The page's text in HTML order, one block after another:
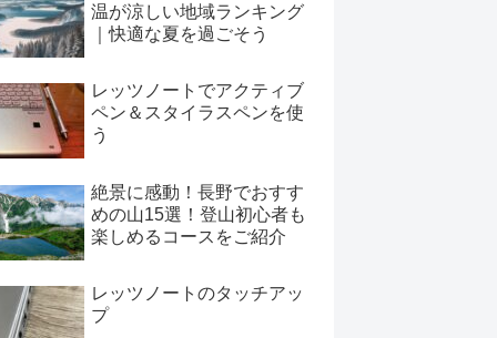
温が涼しい地域ランキング
｜快適な夏を過ごそう
レッツノートでアクティブ
ペン＆スタイラスペンを使
う
絶景に感動！長野でおすす
めの山15選！登山初心者も
楽しめるコースをご紹介
レッツノートのタッチアッ
プ